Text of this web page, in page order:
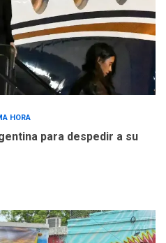
HORA
para despedir a su